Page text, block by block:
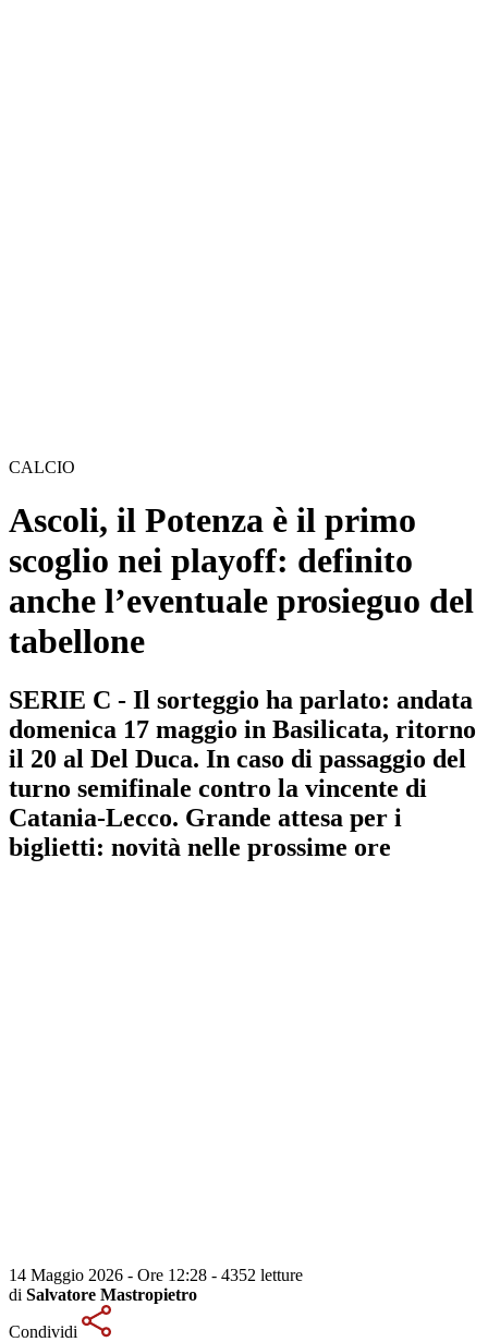
CALCIO
Ascoli, il Potenza è il primo
scoglio nei playoff: definito
anche l’eventuale prosieguo del
tabellone
SERIE C - Il sorteggio ha parlato: andata
domenica 17 maggio in Basilicata, ritorno
il 20 al Del Duca. In caso di passaggio del
turno semifinale contro la vincente di
Catania-Lecco. Grande attesa per i
biglietti: novità nelle prossime ore
14 Maggio 2026 - Ore 12:28 - 4352 letture
di Salvatore Mastropietro
Condividi